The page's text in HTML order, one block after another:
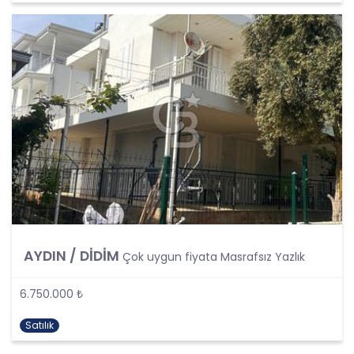
kişisel verilerin işlenmesi, üçüncü kişilere ve
yurtdışına aktarılması konusunda KVK Kanunu’nda
öngörülen özel hükümler de dikkate alınarak
kişisel veri işleme faaliyetleri yerine getirilecek;
yukarıda belirtilen hususların yanında bu
durumlarda kanunun aradığı özel gereklilikler de
yerine getirilerek kişisel veri işleme faaliyetleri
gerçekleştirilecektir.
KİŞİSEL VERİLERİN İŞLENME
ŞARTLARI
1. Kişisel Verilerin Tespiti ve İşlenmesi
belirlenebilir gerçek kişiye ilişkin her türlü bilgi”
ad, soyad, doğum yeri, doğum tarihi gibi kişilerin
ibaret olmayıp ayrıca kişilerin fiziksel, sosyal,
kültürel, ekonomik, psikolojik tüm bilgilerini de
AYDIN / DİDİM Çok uygun fiyata Masrafsız Yazlık
6.750.000 ₺
Satılık